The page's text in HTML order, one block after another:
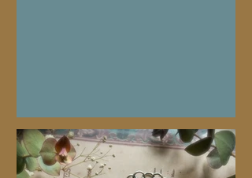
く頭痛が酷くなってきて早めにお店閉
めてちょっと休もうと思っていた処で
の地震速報でした。あれからいつもよ